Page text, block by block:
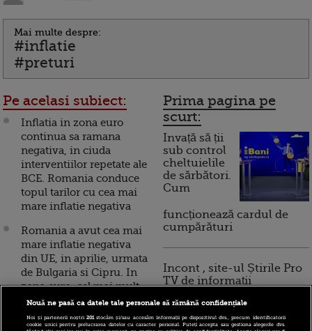
Mai multe despre:
#inflatie
#preturi
Pe acelasi subiect:
Inflatia in zona euro
continua sa ramana
negativa, in ciuda
interventiilor repetate ale
BCE. Romania conduce
topul tarilor cu cea mai
mare inflatie negativa
Romania a avut cea mai
mare inflatie negativa
din UE, in aprilie, urmata
de Bulgaria si Cipru. In
zona euro, cel mai mult
s-au ieftinit
combustibilii
Prima pagina pe
scurt:
Invață să ții
sub control
cheltuielile
de sărbători.
Cum
funcționează cardul de
cumpărături
Incont , site-ul Știrile Pro
TV de informații
financiară, a devenit iBani
Nouă ne pasă ca datele tale personale să rămână confidențiale
Noi și partenerii noștri201stocăm și/sau accesăm informații pe dispozitivul dvs., precum identificatorii
cookie unici pentru prelucrarea datelor cu caracter personal. Puteți accepta sau gestiona alegerile dvs.